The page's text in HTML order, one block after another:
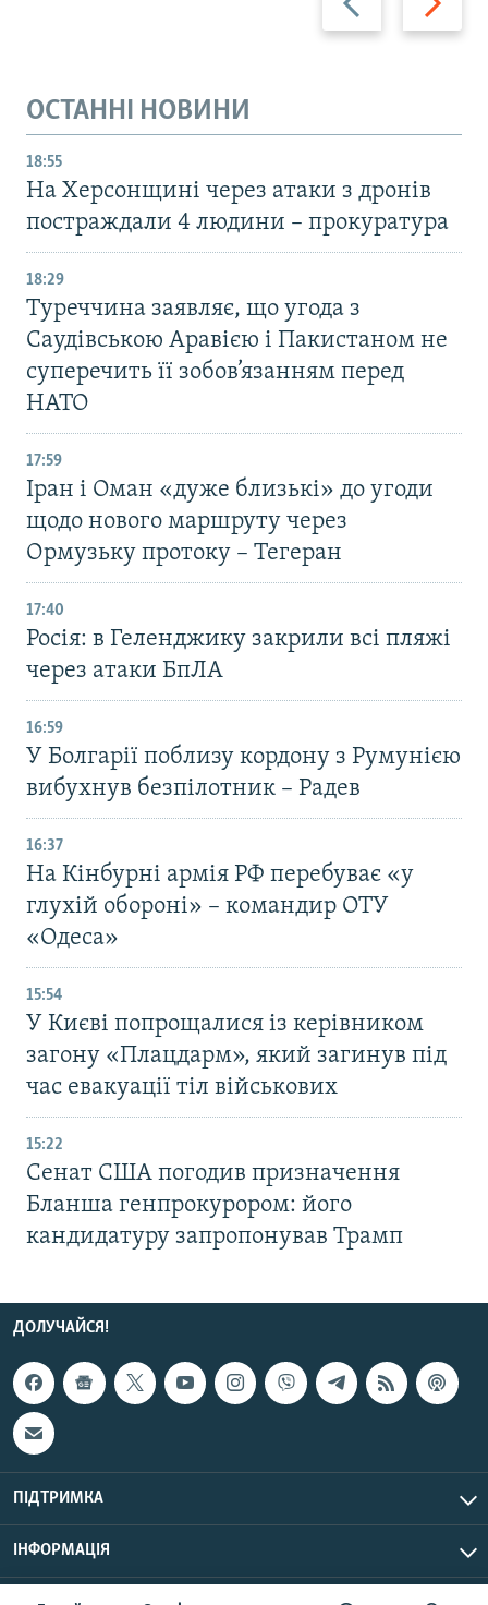
ОСТАННІ НОВИНИ
18:55
На Херсонщині через атаки з дронів
постраждали 4 людини – прокуратура
18:29
Туреччина заявляє, що угода з
Саудівською Аравією і Пакистаном не
суперечить її зобов’язанням перед
НАТО
17:59
Іран і Оман «дуже близькі» до угоди
щодо нового маршруту через
Ормузьку протоку – Тегеран
17:40
Росія: в Геленджику закрили всі пляжі
через атаки БпЛА
16:59
У Болгарії поблизу кордону з Румунією
вибухнув безпілотник – Радев
16:37
На Кінбурні армія РФ перебуває «у
глухій обороні» – командир ОТУ
«Одеса»
15:54
У Києві попрощалися із керівником
загону «Плацдарм», який загинув під
час евакуації тіл військових
15:22
Сенат США погодив призначення
Бланша генпрокурором: його
кандидатуру запропонував Трамп
ДОЛУЧАЙСЯ!
ПІДТРИМКА
ІНФОРМАЦІЯ